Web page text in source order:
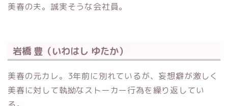
美春の夫。誠実そうな会社員。
岩橋 豊（いわはし ゆたか）
美春の元カレ。3年前に別れているが、妄想癖が激しく
美春に対して執拗なストーカー行為を繰り返してい